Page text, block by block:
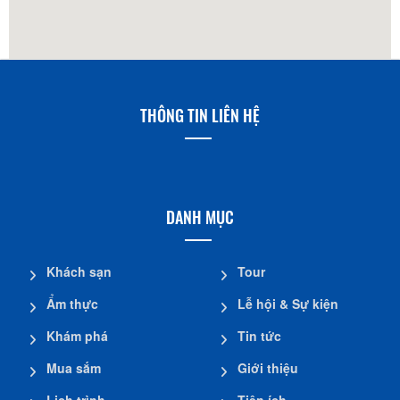
THÔNG TIN LIÊN HỆ
DANH MỤC
Khách sạn
Ẩm thực
Khám phá
Mua sắm
Tour
Lễ hội & Sự kiện
Tin tức
Giới thiệu